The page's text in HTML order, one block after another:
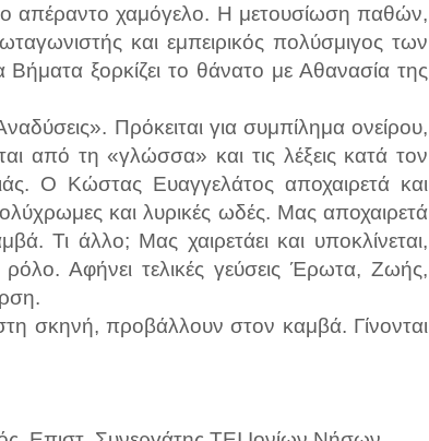
απέραντο χαμόγελο. Η μετουσίωση παθών,
και εμπειρικός πολύσμιγος των
ξορκίζει το θάνατο με Αθανασία της
Πρόκειται για συμπίλημα ονείρου,
από τη «γλώσσα» και τις λέξεις κατά τον
Ο Κώστας Ευαγγελάτος αποχαιρετά και
και λυρικές ωδές. Μας αποχαιρετά
Τι άλλο; Μας χαιρετάει και υποκλίνεται,
Αφήνει τελικές γεύσεις Έρωτα, Ζωής,
σκηνή, προβάλλουν στον καμβά. Γίνονται